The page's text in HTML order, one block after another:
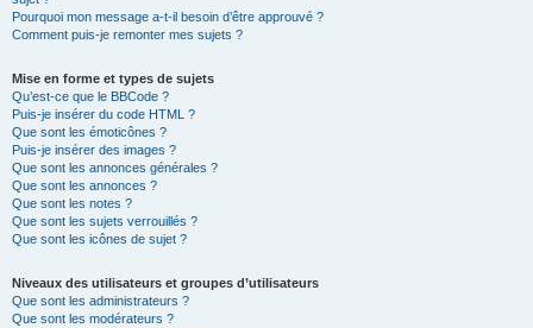
Pourquoi mon message a-t-il besoin d’être approuvé ?
Comment puis-je remonter mes sujets ?
Mise en forme et types de sujets
Qu’est-ce que le BBCode ?
Puis-je insérer du code HTML ?
Que sont les émoticônes ?
Puis-je insérer des images ?
Que sont les annonces générales ?
Que sont les annonces ?
Que sont les notes ?
Que sont les sujets verrouillés ?
Que sont les icônes de sujet ?
Niveaux des utilisateurs et groupes d’utilisateurs
Que sont les administrateurs ?
Que sont les modérateurs ?